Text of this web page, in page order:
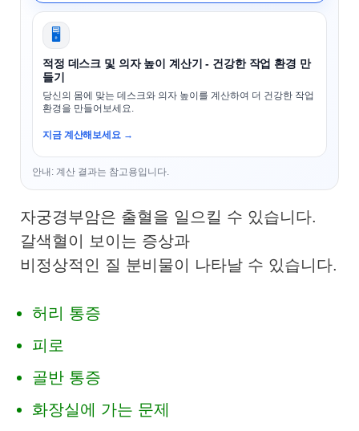
🖥️
적정 데스크 및 의자 높이 계산기 - 건강한 작업 환경 만
들기
당신의 몸에 맞는 데스크와 의자 높이를 계산하여 더 건강한 작업
환경을 만들어보세요.
지금 계산해보세요 →
안내: 계산 결과는 참고용입니다.
자궁경부암은 출혈을 일으킬 수 있습니다.
갈색혈이 보이는 증상과
비정상적인 질 분비물이 나타날 수 있습니다.
허리 통증
피로
골반 통증
화장실에 가는 문제